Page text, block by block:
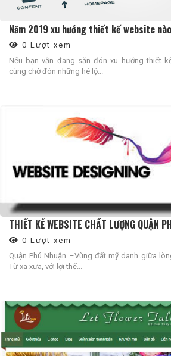
Năm 2019 xu hướng thiết kế website
0 Lượt xem
Nếu bạn vẫn đang săn đón xu hướng thiết
cùng chờ đón những hé lộ...
THIẾT KẾ WEBSITE CHẤT LƯỢNG QUẬN
0 Lượt xem
Quận Phú Nhuận –Vùng đất mỹ danh giữa
Từ xa xưa, với lợi thế...